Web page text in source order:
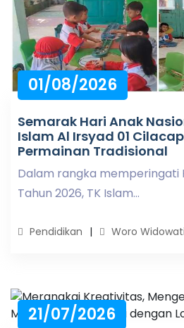
01/08/2026
Semarak Hari Anak
Islam Al Irsyad 01
Permainan Tradisional
Dalam rangka memperingati
Tahun 2026, TK Islam...
Pendidikan Woro Widowati
21/07/2026